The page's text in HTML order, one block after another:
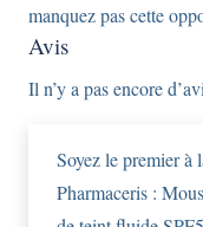
manquez pas cette
Avis
Il n’y a pas encore
Soyez le premier à
Pharmaceris :